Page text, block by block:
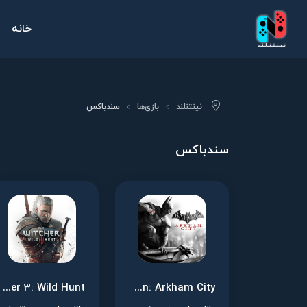
خانه
نینتنلند بازی‌ها سندباکس
سندباکس
Batman: Arkham City
The Witcher 3: Wild Hunt